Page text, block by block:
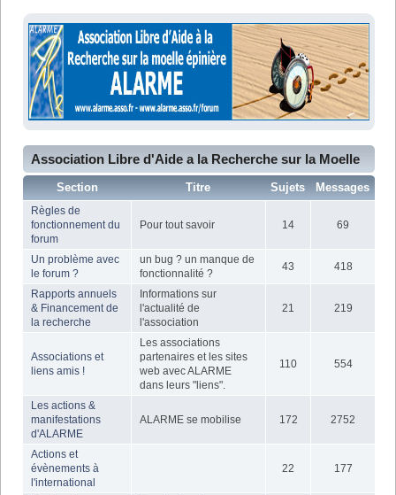
Association Libre d'Aide a la Recherche sur la Moelle
Epiniere - Sitemap
Section Titre Sujets Messages
Règles de
fonctionnement du
forum
Pour tout savoir 14 69
Un problème avec
le forum ?
un bug ? un manque de
fonctionnalité ?
43 418
Rapports annuels
& Financement de
la recherche
Informations sur
l'actualité de
l'association
21 219
Associations et
liens amis !
Les associations
partenaires et les sites
web avec ALARME
dans leurs "liens".
110 554
Les actions &
manifestations
d'ALARME
ALARME se mobilise 172 2752
Actions et
évènements à
l'international
22 177